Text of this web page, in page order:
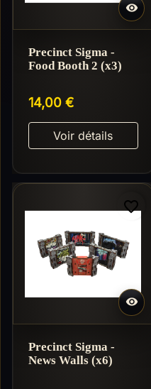

Precinct Sigma -
Food Booth 2 (x3)
14,00 €
Voir détails

favorite_border
Precinct Sigma -
News Walls (x6)